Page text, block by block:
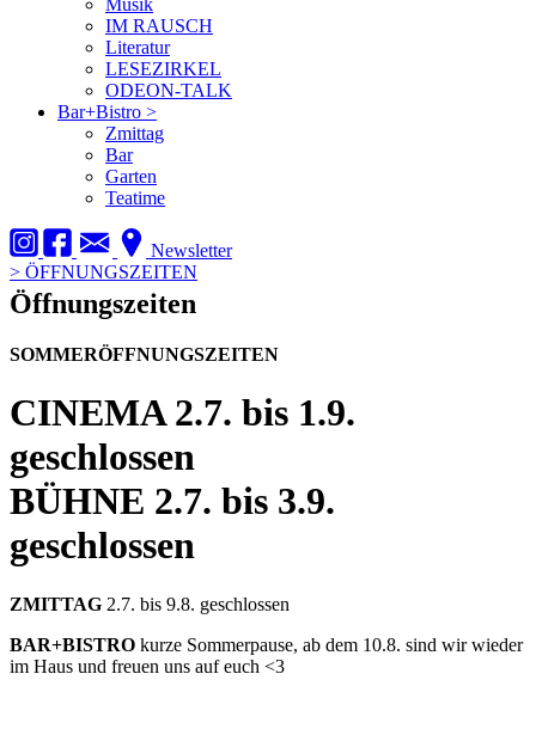
Musik
IM RAUSCH
Literatur
LESEZIRKEL
ODEON-TALK
Bar+Bistro >
Zmittag
Bar
Garten
Teatime
Newsletter
> ÖFFNUNGSZEITEN
Öffnungszeiten
SOMMERÖFFNUNGSZEITEN
CINEMA2.7. bis 1.9.
geschlossen
BÜHNE 2.7. bis 3.9.
geschlossen
ZMITTAG 2.7. bis 9.8. geschlossen
BAR+BISTRO kurze Sommerpause, ab dem 10.8. sind wir wieder
im Haus und freuen uns auf euch <3